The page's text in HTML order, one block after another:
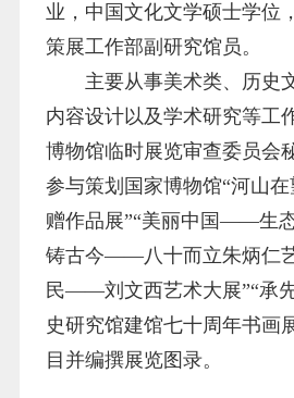
业 ，中国文化文学硕士学位
策展工作部副研究馆员。
主要从事美术类、历史
内容设计以及学术研究等工
博物馆临时展览审查委员会
参与策划国家博物馆“河山在
赠作品展”“美丽中国——生态
铸古今——八十而立朱炳仁
民——刘文西艺术大展”“承
史研究馆建馆七十周年书画
目 并编撰展览图录。